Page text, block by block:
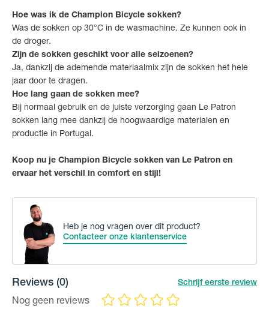
Hoe was ik de Champion Bicycle sokken?
Was de sokken op 30°C in de wasmachine. Ze kunnen ook in
de droger.
Zijn de sokken geschikt voor alle seizoenen?
Ja, dankzij de ademende materiaalmix zijn de sokken het hele
jaar door te dragen.
Hoe lang gaan de sokken mee?
Bij normaal gebruik en de juiste verzorging gaan Le Patron
sokken lang mee dankzij de hoogwaardige materialen en
productie in Portugal.
Koop nu je Champion Bicycle sokken van Le Patron en
ervaar het verschil in comfort en stijl!
Heb je nog vragen over dit product?
Contacteer onze klantenservice
Reviews (0) Schrijf eerste review
Nog geen reviews